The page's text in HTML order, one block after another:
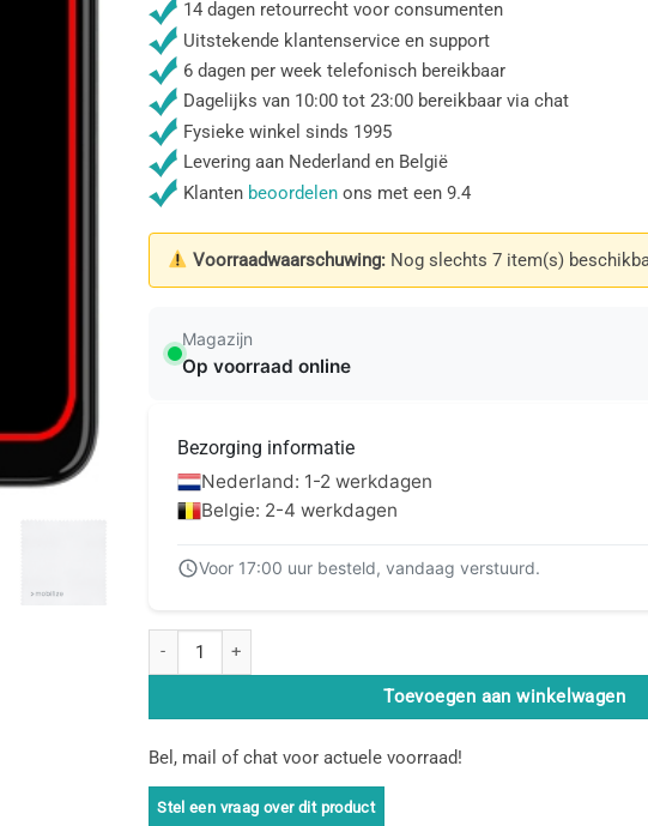
14 dagen retourrecht voor consumenten
Uitstekende klantenservice en support
6 dagen per week telefonisch bereikbaar
Dagelijks van 10:00 tot 23:00 bereikbaar via chat
Fysieke winkel sinds 1995
Levering aan Nederland en België
Klanten beoordelenons met een 9.4
Voorraadwaarschuwing: Nog slechts 7 item(s)
Magazijn
Op voorraad online
Bezorging informatie
Nederland: 1-2 werkdagen
Belgie: 2-4 werkdagen
Voor 17:00 uur besteld, vandaag verstuurd.
Mobilize Glass Screen Protector Motorola Moto E20 aantal
Toevoegen aan winkelwagen
Bel, mail of chat voor actuele voorraad!